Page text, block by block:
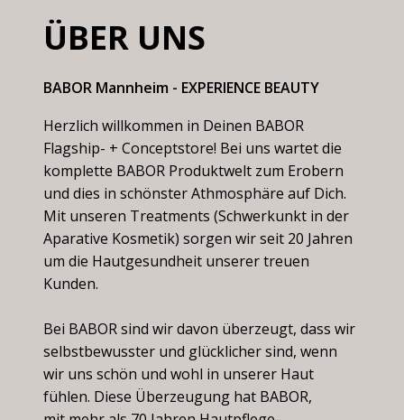
ÜBER UNS
BABOR Mannheim - EXPERIENCE BEAUTY
Herzlich willkommen in Deinen BABOR
Flagship- + Conceptstore! Bei uns wartet die
komplette BABOR Produktwelt zum Erobern
und dies in schönster Athmosphäre auf Dich.
Mit unseren Treatments (Schwerkunkt in der
Aparative Kosmetik) sorgen wir seit 20 Jahren
um die Hautgesundheit unserer treuen
Kunden.
Bei BABOR sind wir davon überzeugt, dass wir
selbstbewusster und glücklicher sind, wenn
wir uns schön und wohl in unserer Haut
fühlen. Diese Überzeugung hat BABOR,